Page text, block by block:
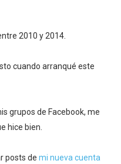
2010 y 2014.
cuando arranqué este
grupos de Facebook, me
hice bien.
posts de mi nueva cuenta